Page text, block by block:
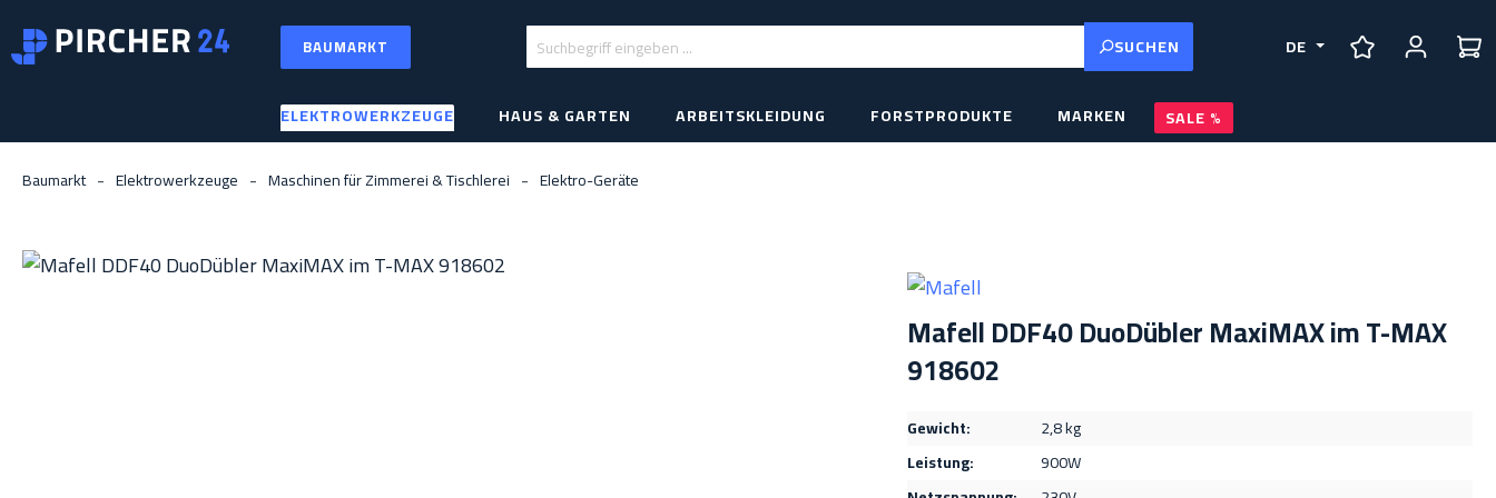
Hauptinhalt springen
Zur Suche springen
Zur Hauptnavigation springen
BAUMARKT SUCHEN
DE
ELEKTROWERKZEUGE
HAUS & GARTEN ARBEITSKLEIDUNG FORSTPRODUKTE MARKEN SALE
Baumarkt Elektrowerkzeuge Maschinen für Zimmerei & Tischlerei Elektro-Geräte
Mafell DDF40 DuoDübler MaxiMAX im T-MAX
918602
Gewicht:
2,8 kg
Leistung:
900W